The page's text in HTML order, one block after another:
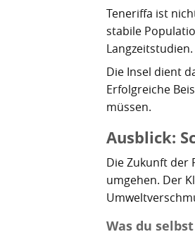
Teneriffa ist
stabile
Langzeitstudien.
Die Insel dient
Erfolgreiche
müssen.
Ausblick:
Die Zukunft der
umgehen. Der
Was du